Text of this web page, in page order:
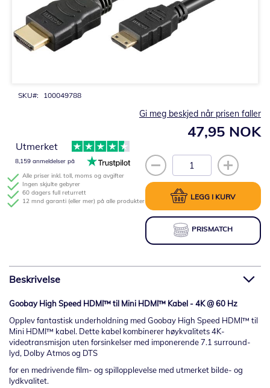
SKU 100049788
47,95 NOK
Gi meg beskjed når prisen faller
LEGG I KURV
PRISMATCH
Alle priser inkl. toll, moms og avgifter
Ingen skjulte gebyrer
60 dagers full returrett
12 mnd garanti (eller mer) på alle produkter
Utmerket
8,159 anmeldelser på
Gå
Beskrivelse
Goobay High Speed HDMI™ til Mini HDMI™ Kabel - 4K @ 60 Hz
Opplev fantastisk underholdning med Goobay High Speed HDMI™ til
Mini HDMI™ kabel. Dette kabel kombinerer høykvalitets 4K-
videotransmisjon uten forsinkelser med imponerende 7.1 surround-
lyd, Dolby Atmos og DTS
for en medrivende film- og spillopplevelse med utmerket bilde- og
lydkvalitet.